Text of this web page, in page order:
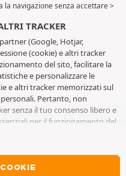
la navigazione senza accettare >
TRACKER
(Google, Hotjar,
(cookie) e altri tracker
del sito, facilitare la
e personalizzare le
e altri tracker memorizzati sul
Pertanto, non
senza il tuo consenso libero e
per il funzionamento del
accettare il deposito di cookie o
ai servizi AD TYRES. Per